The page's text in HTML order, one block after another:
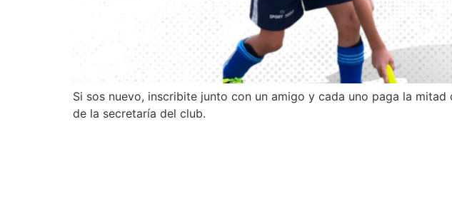
Si sos nuevo, inscribite junto con un amigo y cada uno paga la
de la secretaría del club.